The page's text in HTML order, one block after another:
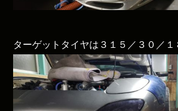
ターゲットタイヤは３１５／３０／１